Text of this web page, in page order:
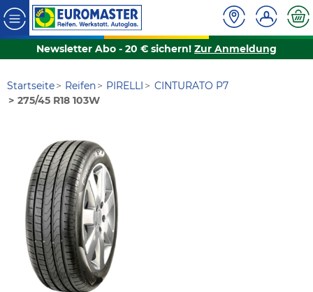
Newsletter Abo - 20 € sichern! Zur Anmeldung
Startseite Reifen PIRELLI
CINTURATO P7
275/45 R18 103W